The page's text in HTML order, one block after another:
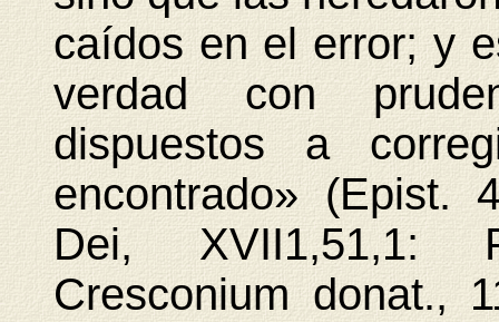
caídos en el error; y
verdad con
dispuestos a
encontrado» (Epist.
Dei, XVII1,51,1:
Cresconium donat.,